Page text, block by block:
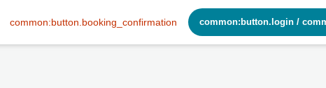
common:button.booking_confirmation common:button.login /